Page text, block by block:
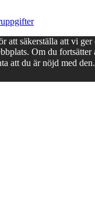
att säkerställa att vi ger
Om du fortsätter
att du är nöjd med den.